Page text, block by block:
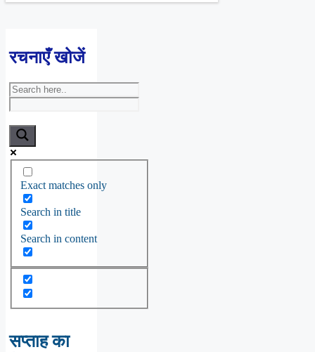
रचनाएँ खोजें
Exact matches only
Search in title
Search in content
सप्ताह का